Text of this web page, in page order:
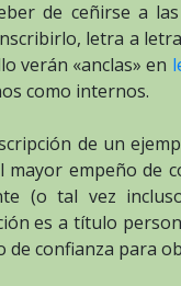
de ceñirse a
letra a
verán «anclas» en
como internos.
de un
empeño de
(o tal vez
es a título
de confianza para